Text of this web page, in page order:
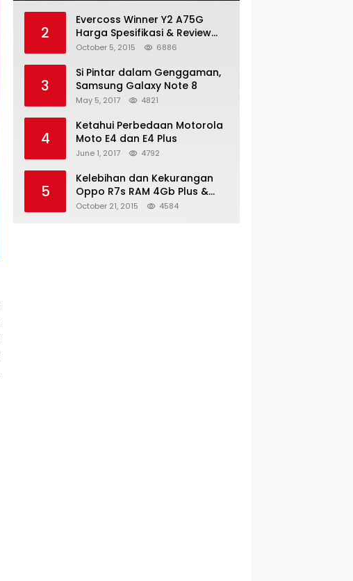
2
Evercoss Winner Y2 A75G
Harga Spesifikasi & Review
Lengkap
October 5, 2015 6886
3
Si Pintar dalam Genggaman,
Samsung Galaxy Note 8
May 5, 2017 4821
4
Ketahui Perbedaan Motorola
Moto E4 dan E4 Plus
June 1, 2017 4792
5
Kelebihan dan Kekurangan
Oppo R7s RAM 4Gb Plus &
Minus
October 21, 2015 4584